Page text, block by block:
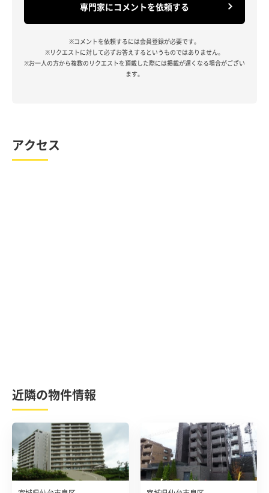
専門家にコメントを依頼する
※コメントを依頼するには会員登録が必要です。
※リクエストに対して必ずお答えするというものではありません。
※お一人の方から複数のリクエストを頂戴した際には掲載が遅くなる場合がござい
ます。
アクセス
近隣の物件情報